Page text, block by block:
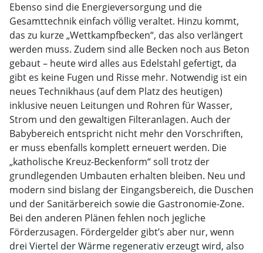
Ebenso sind die Energieversorgung und die
Gesamttechnik einfach völlig veraltet. Hinzu kommt,
das zu kurze „Wettkampfbecken“, das also verlängert
werden muss. Zudem sind alle Becken noch aus Beton
gebaut – heute wird alles aus Edelstahl gefertigt, da
gibt es keine Fugen und Risse mehr. Notwendig ist ein
neues Technikhaus (auf dem Platz des heutigen)
inklusive neuen Leitungen und Rohren für Wasser,
Strom und den gewaltigen Filteranlagen. Auch der
Babybereich entspricht nicht mehr den Vorschriften,
er muss ebenfalls komplett erneuert werden. Die
„katholische Kreuz-Beckenform“ soll trotz der
grundlegenden Umbauten erhalten bleiben. Neu und
modern sind bislang der Eingangsbereich, die Duschen
und der Sanitärbereich sowie die Gastronomie-Zone.
Bei den anderen Plänen fehlen noch jegliche
Förderzusagen. Fördergelder gibt’s aber nur, wenn
drei Viertel der Wärme regenerativ erzeugt wird, also